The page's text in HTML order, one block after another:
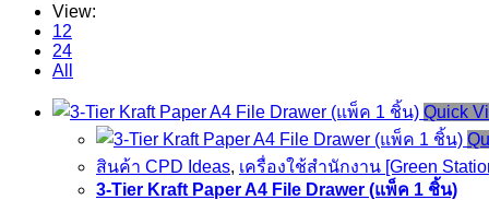
View:
12
24
All
Quick
สินค้า CPD Ideas, เครื่องใช้สำนักงาน [Green
3-Tier Kraft Paper A4 File Drawer (แพ็ค 1 ชิ้น)